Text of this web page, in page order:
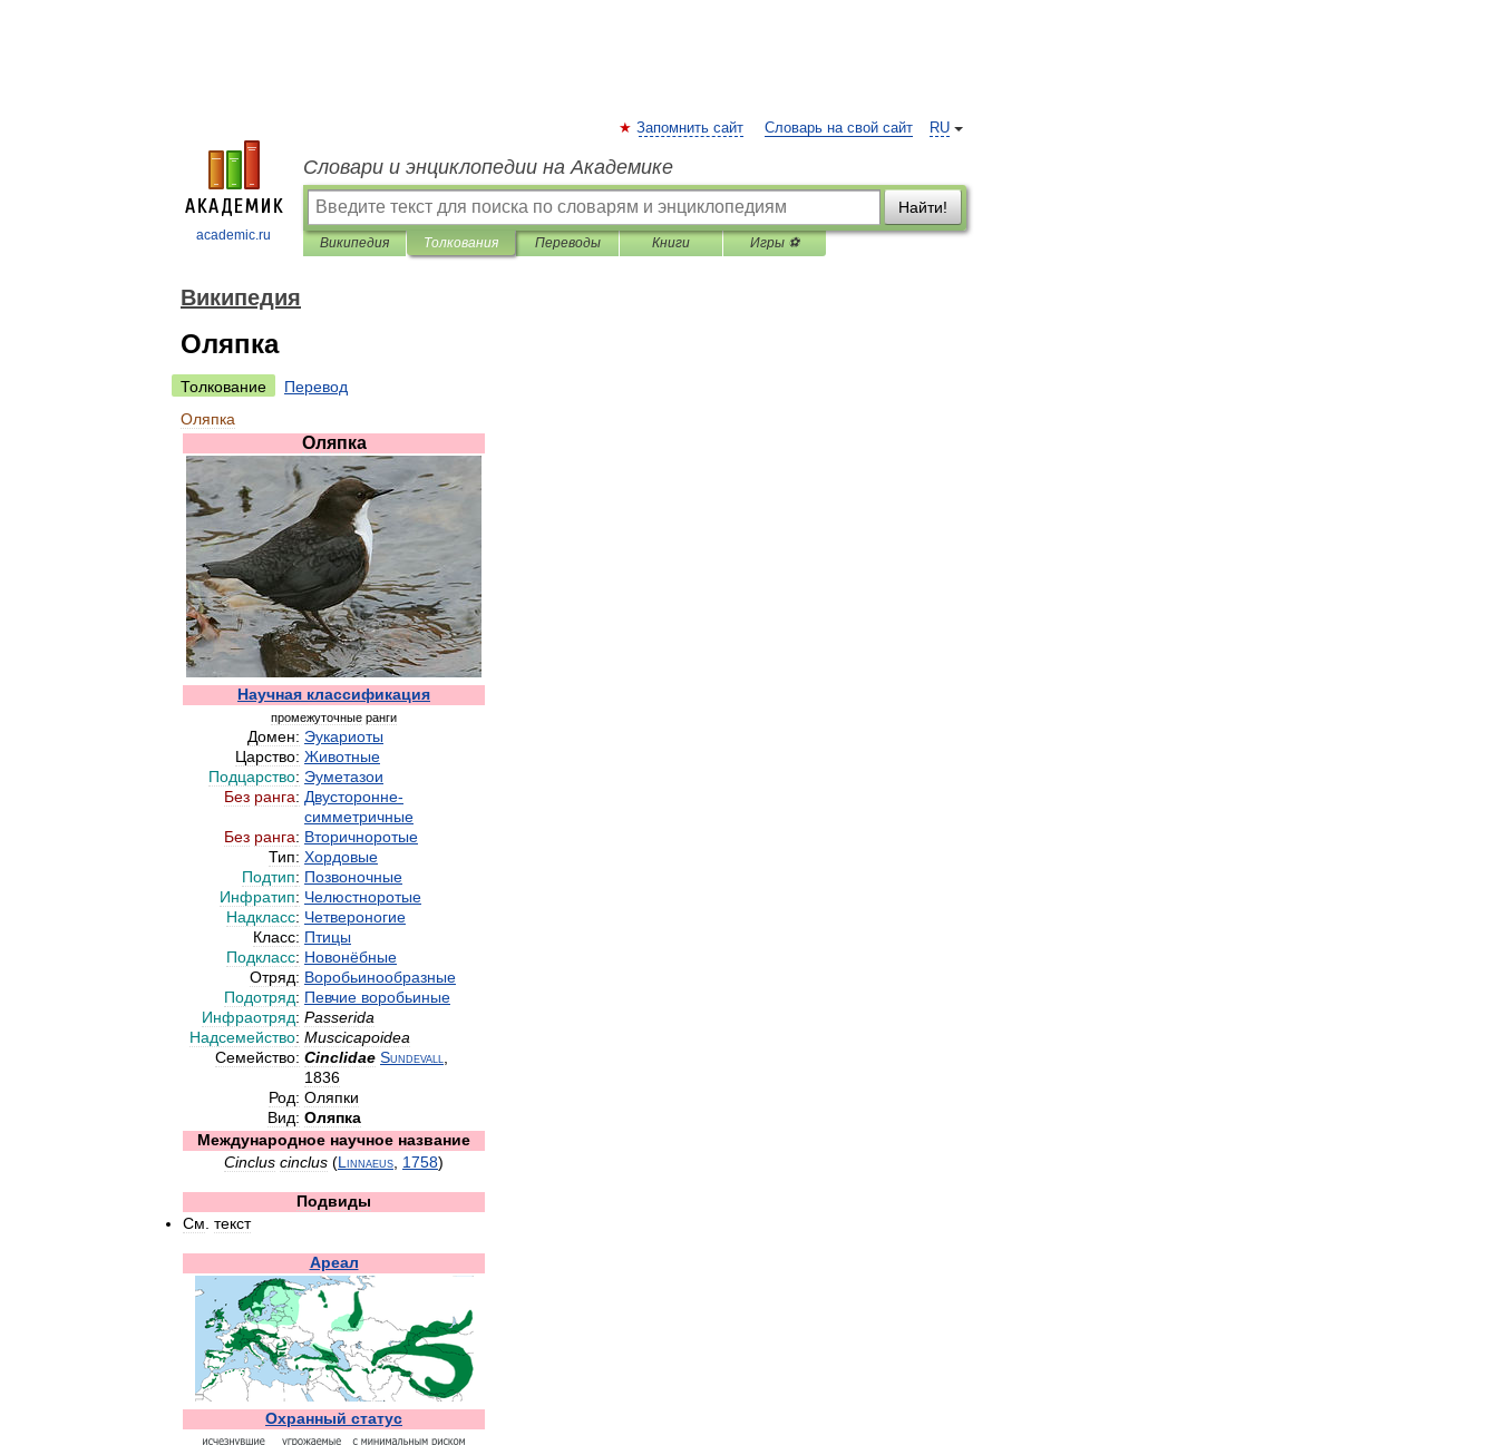
academic.ru
RU
Запомнить сайт Словарь на свой сайт
Словари и энциклопедии на Академике
Найти!
Википедия Толкования Переводы Книги Игры ⚽
Википедия
Оляпка
Толкование
Перевод
Оляпка
Оляпка
Научная классификация
промежуточные ранги
Домен: Эукариоты
Царство: Животные
Подцарство: Эуметазои
Без ранга: Двусторонне-
симметричные
Без ранга: Вторичноротые
Тип: Хордовые
Подтип: Позвоночные
Инфратип: Челюстноротые
Надкласс: Четвероногие
Класс: Птицы
Подкласс: Новонёбные
Отряд: Воробьинообразные
Подотряд: Певчие воробьиные
Инфраотряд: Passerida
Надсемейство: Muscicapoidea
Семейство: Cinclidae Sundevall,
1836
Род: Оляпки
Вид: Оляпка
Международное научное название
Cinclus cinclus (Linnaeus, 1758)
Подвиды
См. текст
Ареал
Охранный статус